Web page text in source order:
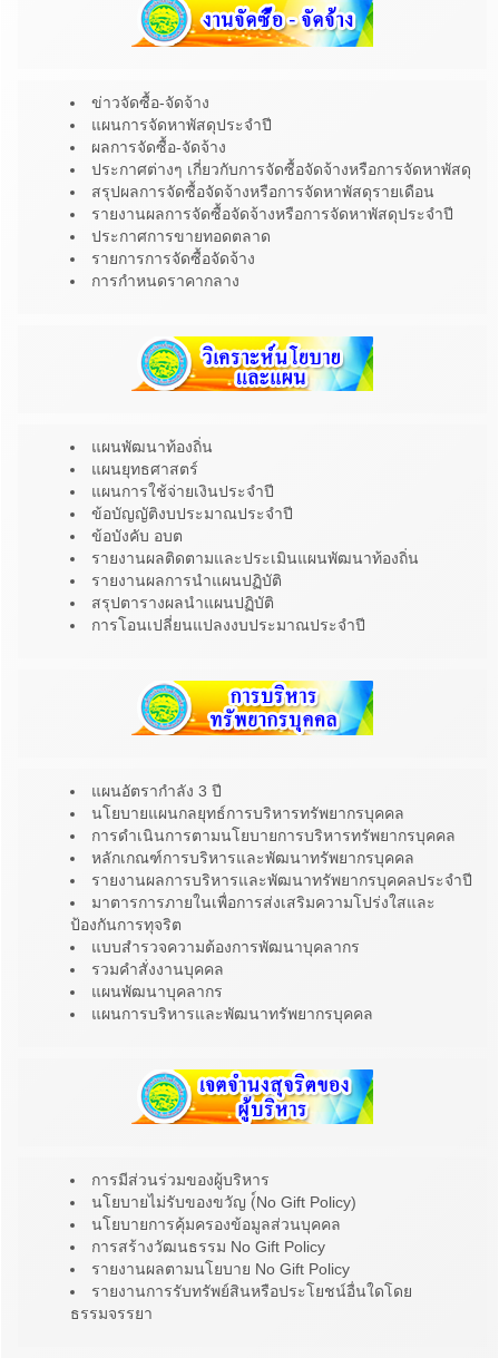
ข่าวจัดซื้อ-จัดจ้าง
แผนการจัดหาพัสดุประจำปี
ผลการจัดซื้อ-จัดจ้าง
ประกาศต่างๆ เกี่ยวกับการจัดซื้อจัดจ้างหรือการจัดหาพัสดุ
สรุปผลการจัดซื้อจัดจ้างหรือการจัดหาพัสดุรายเดือน
รายงานผลการจัดซื้อจัดจ้างหรือการจัดหาพัสดุประจำปี
ประกาศการขายทอดตลาด
รายการการจัดซื้อจัดจ้าง
การกำหนดราคากลาง
แผนพัฒนาท้องถิ่น
แผนยุทธศาสตร์
แผนการใช้จ่ายเงินประจำปี
ข้อบัญญัติงบประมาณประจำปี
ข้อบังคับ อบต
รายงานผลติดตามและประเมินแผนพัฒนาท้องถิ่น
รายงานผลการนำแผนปฏิบัติ
สรุปตารางผลนำแผนปฏิบัติ
การโอนเปลี่ยนแปลงงบประมาณประจำปี
แผนอัตรากำลัง 3 ปี
นโยบายแผนกลยุทธ์การบริหารทรัพยากรบุคคล
การดำเนินการตามนโยบายการบริหารทรัพยากรบุคคล
หลักเกณฑ์การบริหารและพัฒนาทรัพยากรบุคคล
รายงานผลการบริหารและพัฒนาทรัพยากรบุคคลประจำปี
มาตารการภายในเพื่อการส่งเสริมความโปร่งใสและ
ป้องกันการทุจริต
แบบสำรวจความต้องการพัฒนาบุคลากร
รวมคำสั่งงานบุคคล
แผนพัฒนาบุคลากร
แผนการบริหารและพัฒนาทรัพยากรบุคคล
การมีส่วนร่วมของผู้บริหาร
นโยบายไม่รับของขวัญ (์No Gift Policy)
นโยบายการคุ้มครองข้อมูลส่วนบุคคล
การสร้างวัฒนธรรม No Gift Policy
รายงานผลตามนโยบาย No Gift Policy
รายงานการรับทรัพย์สินหรือประโยชน์อื่นใดโดย
ธรรมจรรยา